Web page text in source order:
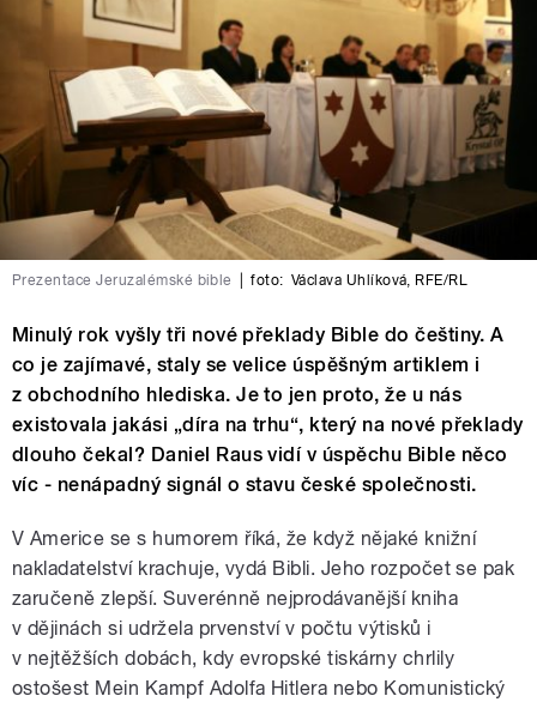
Prezentace Jeruzalémské bible foto: Václava Uhlíková, RFE/RL
Minulý rok vyšly tři nové překlady Bible do češtiny. A
co je zajímavé, staly se velice úspěšným artiklem i
z obchodního hlediska. Je to jen proto, že u nás
existovala jakási „díra na trhu“, který na nové překlady
dlouho čekal? Daniel Raus vidí v úspěchu Bible něco
víc - nenápadný signál o stavu české společnosti.
V Americe se s humorem říká, že když nějaké knižní
nakladatelství krachuje, vydá Bibli. Jeho rozpočet se pak
zaručeně zlepší. Suverénně nejprodávanější kniha
v dějinách si udržela prvenství v počtu výtisků i
v nejtěžších dobách, kdy evropské tiskárny chrlily
ostošest Mein Kampf Adolfa Hitlera nebo Komunistický